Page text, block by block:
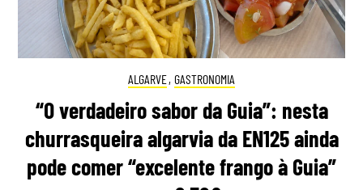
ALGARVE, GASTRONOMIA
“O verdadeiro sabor da Guia”: nesta
churrasqueira algarvia da EN125 ainda
pode comer “excelente frango à Guia”